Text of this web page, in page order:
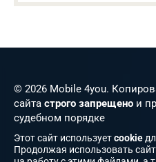
© 2026 Mobile 4you.
сайта строго запрещено и
судебном порядке
Этот сайт используетcookie
Продолжая использовать